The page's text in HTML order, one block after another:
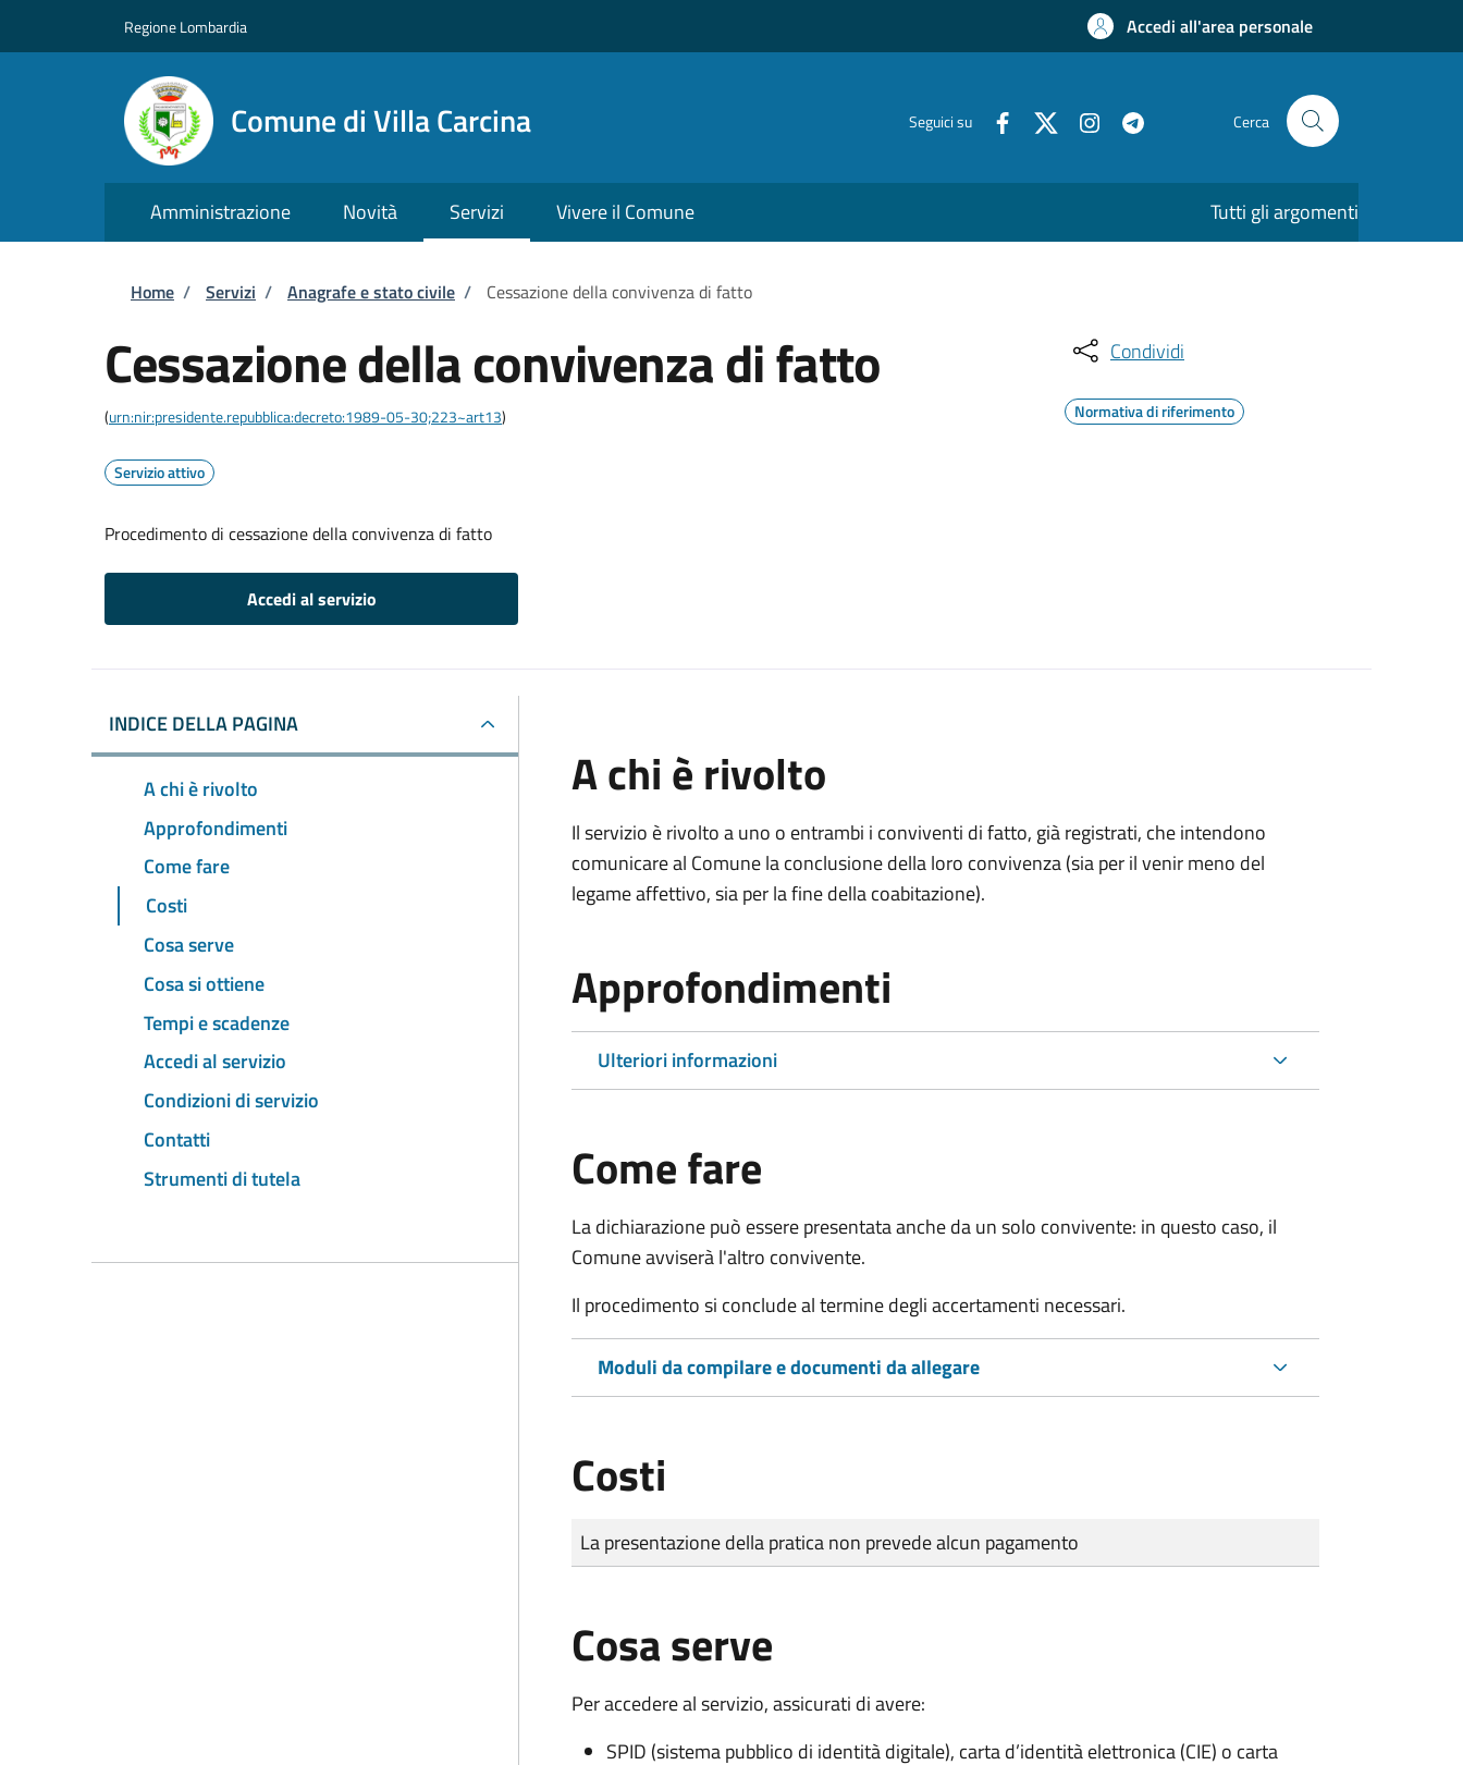
Regione Lombardia Accedi all'area personale
Comune di Villa Carcina Seguici su Cerca
Amministrazione Novità Servizi Vivere il Comune Tutti gli argomenti
Briciole di pane
Home / Servizi / Anagrafe e stato civile / Cessazione della convivenza di fatto
Cessazione della convivenza di fatto
(urn:nir:presidente.repubblica:decreto:1989-05-30;223~art13)
Servizio attivo
Procedimento di cessazione della convivenza di fatto
Accedi al servizio
Condividi
Normativa di riferimento
INDICE DELLA PAGINA
A chi è rivolto
Approfondimenti
Come fare
Costi
Cosa serve
Cosa si ottiene
Tempi e scadenze
Accedi al servizio
Condizioni di servizio
Contatti
Strumenti di tutela
A chi è rivolto
Il servizio è rivolto a uno o entrambi i conviventi di fatto, già registrati, che intendono
comunicare al Comune la conclusione della loro convivenza (sia per il venir meno del
legame affettivo, sia per la fine della coabitazione).
Approfondimenti
Ulteriori informazioni
Come fare
La dichiarazione può essere presentata anche da un solo convivente: in questo caso, il
Comune avviserà l'altro convivente.
Il procedimento si conclude al termine degli accertamenti necessari.
Moduli da compilare e documenti da allegare
Costi
Tipo di pagamento
Importo
La presentazione della pratica non prevede alcun pagamento
Cosa serve
Per accedere al servizio, assicurati di avere:
SPID (sistema pubblico di identità digitale), carta d’identità elettronica (CIE) o carta